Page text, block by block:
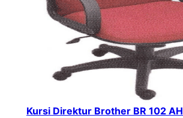
Kursi Direktur Brother BR 102 AH